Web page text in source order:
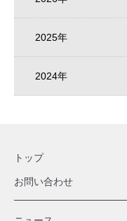
2025年
2024年
トップ
お問い合わせ